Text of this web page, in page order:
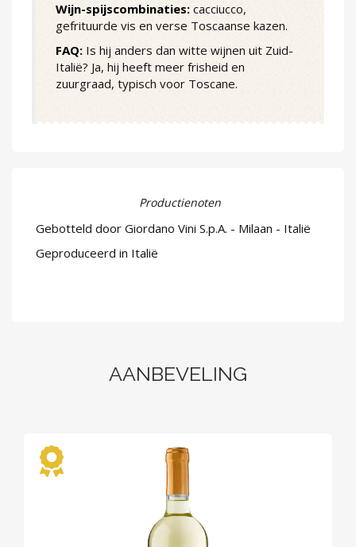
Wijn-spijscombinaties: cacciucco,
gefrituurde vis en verse Toscaanse kazen.
FAQ: Is hij anders dan witte wijnen uit Zuid-
Italië? Ja, hij heeft meer frisheid en
zuurgraad, typisch voor Toscane.
Productienoten
Gebotteld door Giordano Vini S.p.A. - Milaan - Italië
Geproduceerd in Italië
AANBEVELING